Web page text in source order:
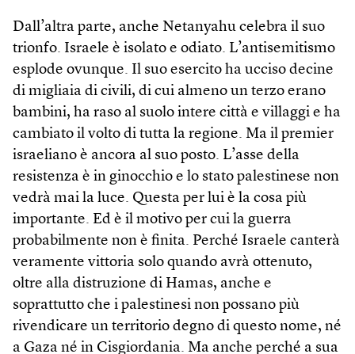
Dall’altra parte, anche Netanyahu celebra il suo
trionfo. Israele è isolato e odiato. L’antisemitismo
esplode ovunque. Il suo esercito ha ucciso decine
di migliaia di civili, di cui almeno un terzo erano
bambini, ha raso al suolo intere città e villaggi e ha
cambiato il volto di tutta la regione. Ma il premier
israeliano è ancora al suo posto. L’asse della
resistenza è in ginocchio e lo stato palestinese non
vedrà mai la luce. Questa per lui è la cosa più
importante. Ed è il motivo per cui la guerra
probabilmente non è finita. Perché Israele canterà
veramente vittoria solo quando avrà ottenuto,
oltre alla distruzione di Hamas, anche e
soprattutto che i palestinesi non possano più
rivendicare un territorio degno di questo nome, né
a Gaza né in Cisgiordania. Ma anche perché a sua